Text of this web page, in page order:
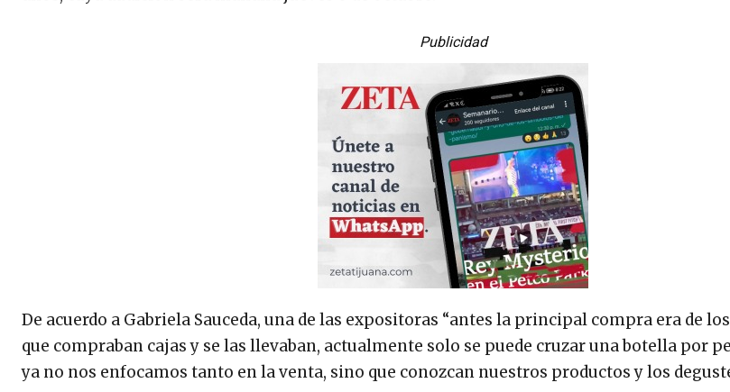
Publicidad
De acuerdo a Gabriela Sauceda, una de las expositoras “antes la principal compra era de
que compraban cajas y se las llevaban, actualmente solo se puede cruzar una botella por
ya no nos enfocamos tanto en la venta, sino que conozcan nuestros productos y los